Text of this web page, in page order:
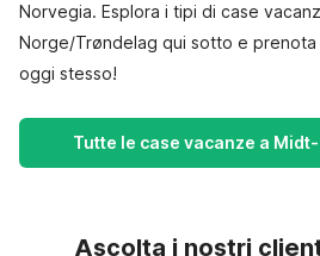
Norvegia. Esplora i tipi di case
Norge/Trøndelag qui sotto e
oggi stesso!
Tutte le case vacanze a
Ascolta i nostri